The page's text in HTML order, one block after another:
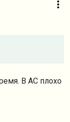
В АС плохо